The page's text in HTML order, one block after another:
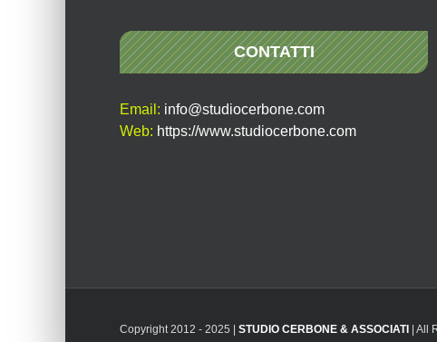
CONTATTI
Email: info@studiocerbone.com
Web: https://www.studiocerbone.com
Copyright 2012 - 2025 | STUDIO CERBONE & ASSOCIATI | All